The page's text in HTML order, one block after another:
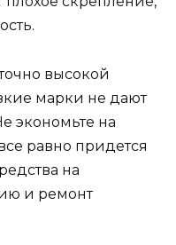
высокой
марки не дают
экономьте на
равно придется
на
и ремонт